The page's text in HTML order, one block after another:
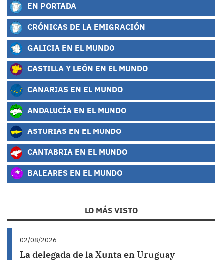
EN PORTADA
CRÓNICAS DE LA EMIGRACIÓN
GALICIA EN EL MUNDO
CASTILLA Y LEÓN EN EL MUNDO
CANARIAS EN EL MUNDO
ANDALUCÍA EN EL MUNDO
ASTURIAS EN EL MUNDO
CANTABRIA EN EL MUNDO
BALEARES EN EL MUNDO
LO MÁS VISTO
02/08/2026
La delegada de la Xunta en Uruguay